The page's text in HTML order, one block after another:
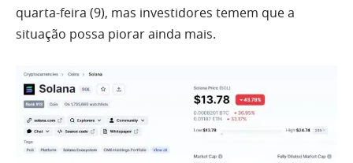
quarta-feira (9), mas investidores temem que a
situação possa piorar ainda mais.